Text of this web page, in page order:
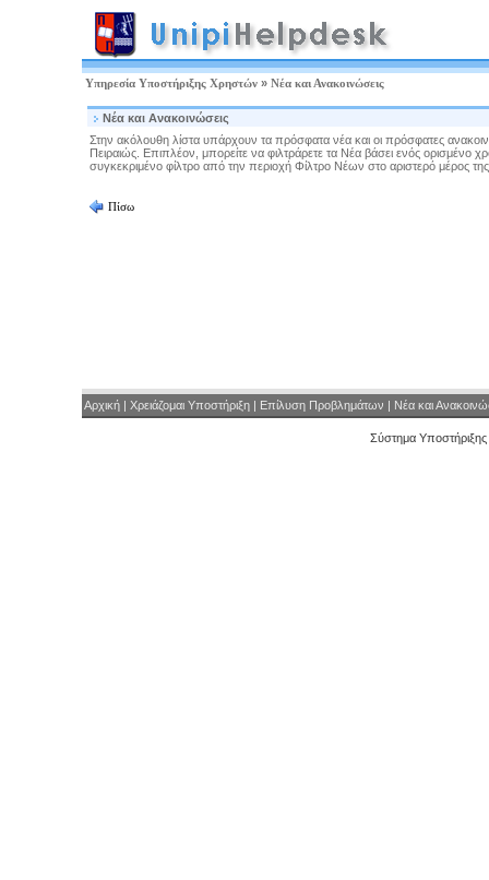
Υπηρεσία Υποστήριξης Χρηστών » Νέα και Ανακοινώσεις
Νέα και Ανακοινώσεις
Στην ακόλουθη λίστα υπάρχουν τα πρόσφατα νέα και οι πρόσφατες
Πειραιώς. Επιπλέον, μπορείτε να φιλτράρετε τα Νέα βάσει ενός ορισμένο
συγκεκριμένο φίλτρο από την περιοχή Φίλτρο Νέων στο αριστερό μέρος
Πίσω
Αρχική | Χρειάζομαι Υποστήριξη | Επίλυση Προβλημάτων | Νέα και
Σύστημα